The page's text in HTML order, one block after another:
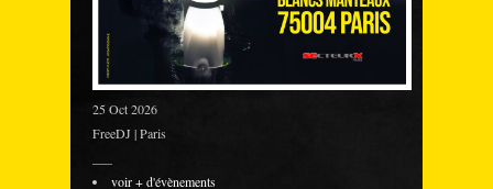
25 Oct 2026
FreeDJ | Paris
voir + d'évènements